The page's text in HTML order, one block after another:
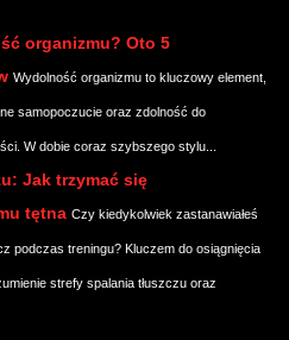
organizmu? Oto 5
Wydolność organizmu to kluczowy element,
samopoczucie oraz zdolność do
W dobie coraz szybszego stylu...
Jak trzymać się
tętna Czy kiedykolwiek zastanawiałeś
podczas treningu? Kluczem do osiągnięcia
strefy spalania tłuszczu oraz